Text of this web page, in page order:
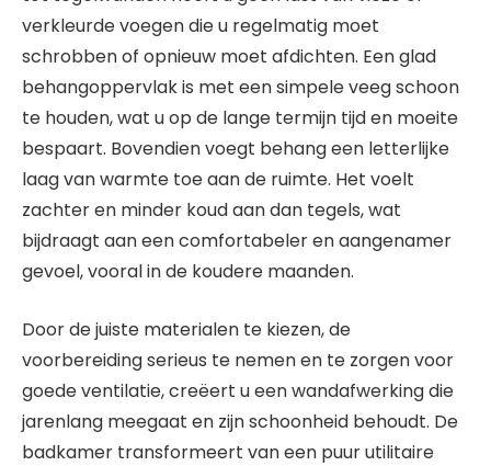
verkleurde voegen die u regelmatig moet
schrobben of opnieuw moet afdichten. Een glad
behangoppervlak is met een simpele veeg schoon
te houden, wat u op de lange termijn tijd en moeite
bespaart. Bovendien voegt behang een letterlijke
laag van warmte toe aan de ruimte. Het voelt
zachter en minder koud aan dan tegels, wat
bijdraagt aan een comfortabeler en aangenamer
gevoel, vooral in de koudere maanden.
Door de juiste materialen te kiezen, de
voorbereiding serieus te nemen en te zorgen voor
goede ventilatie, creëert u een wandafwerking die
jarenlang meegaat en zijn schoonheid behoudt. De
badkamer transformeert van een puur utilitaire